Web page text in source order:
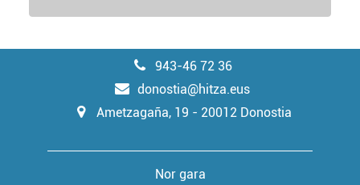
943-46 72 36
donostia@hitza.eus
Ametzagaña, 19 - 20012 Donostia
Nor gara